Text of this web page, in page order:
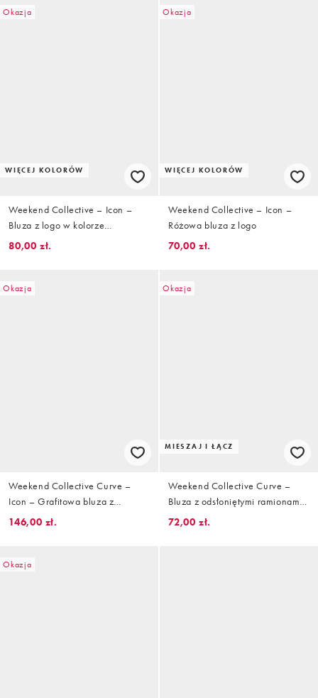
Okazja
WIĘCEJ KOLORÓW
Weekend Collective – Icon –
Bluza z logo w kolorze
zgaszonego błękitu
80,00 zł.
Okazja
WIĘCEJ KOLORÓW
Weekend Collective – Icon –
Różowa bluza z logo
70,00 zł.
Okazja
Weekend Collective Curve –
Icon – Grafitowa bluza z
kapturem, logo na plecach i
146,00 zł.
Okazja
MIESZAJ I ŁĄCZ
Weekend Collective Curve –
Bluza z odsłoniętymi ramionami
z materiału interlock w
72,00 zł.
Okazja